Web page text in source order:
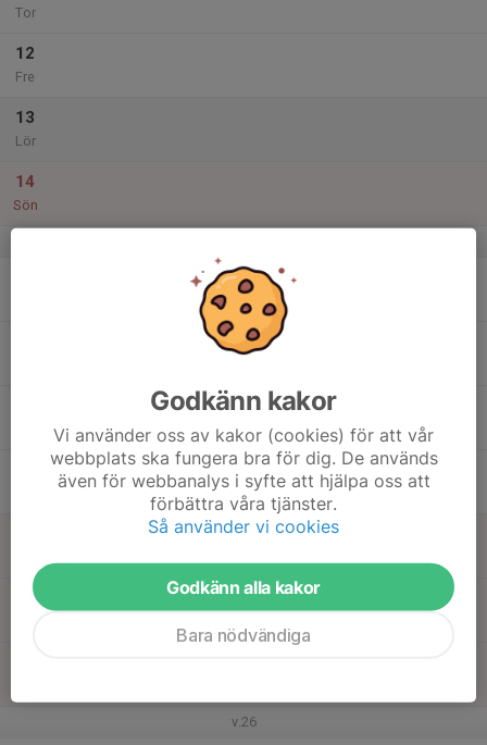
Tor
12
Fre
13
Lör
14
Sön
20
v.26
Godkänn kakor
Vi använder oss av kakor (cookies) för att vår
webbplats ska fungera bra för dig. De används
även för webbanalys i syfte att hjälpa oss att
förbättra våra tjänster.
Så använder vi cookies
Godkänn alla kakor
Bara nödvändiga